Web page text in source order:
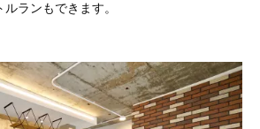
ランもできます。